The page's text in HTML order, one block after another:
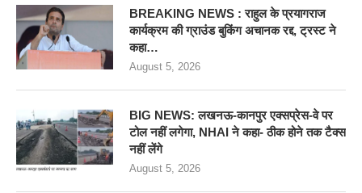
BREAKING NEWS : राहुल के प्रयागराज
कार्यक्रम की ग्राउंड बुकिंग अचानक रद्द, ट्रस्ट ने
कहा…
August 5, 2026
BIG NEWS: लखनऊ-कानपुर एक्सप्रेस-वे पर
टोल नहीं लगेगा, NHAI ने कहा- ठीक होने तक टैक्स
नहीं लेंगे
August 5, 2026